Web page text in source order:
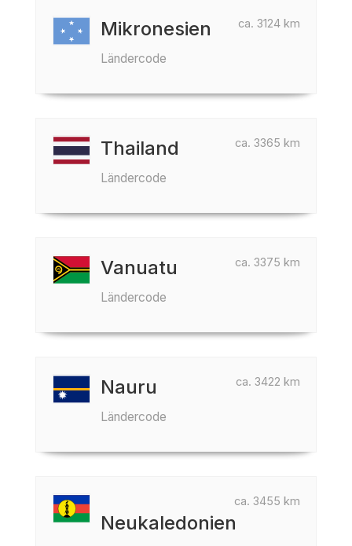
ca. 3124 km
Mikronesien
Ländercode
ca. 3365 km
Thailand
Ländercode
ca. 3375 km
Vanuatu
Ländercode
ca. 3422 km
Nauru
Ländercode
ca. 3455 km
Neukaledonien